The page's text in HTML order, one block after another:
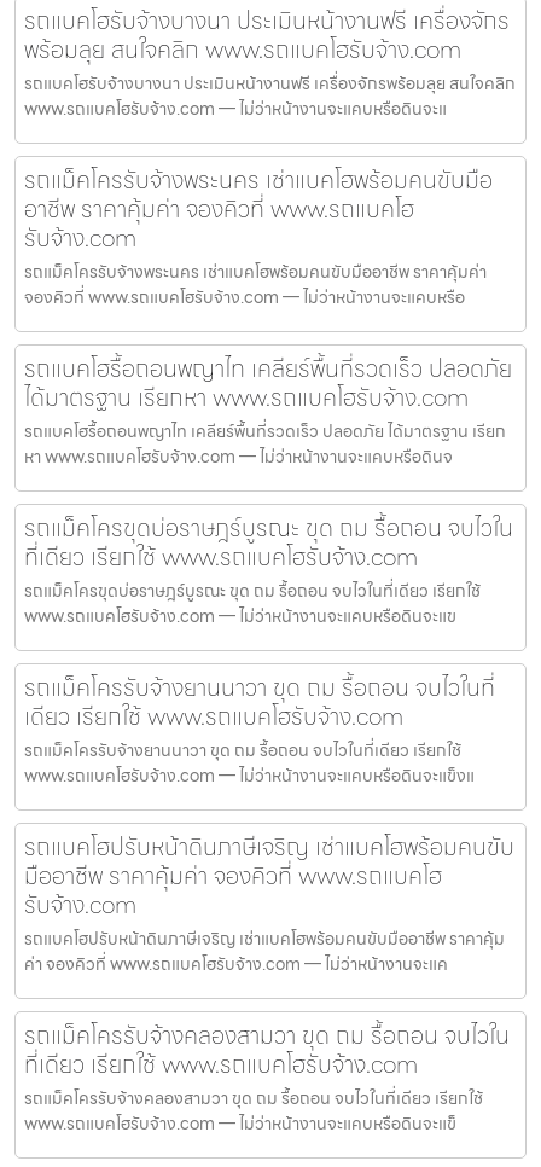
รถแบคโฮรับจ้างบางนา ประเมินหน้างานฟรี เครื่องจักร
พร้อมลุย สนใจคลิก www.รถแบคโฮรับจ้าง.com
รถแบคโฮรับจ้างบางนา ประเมินหน้างานฟรี เครื่องจักรพร้อมลุย สนใจคลิก
www.รถแบคโฮรับจ้าง.com — ไม่ว่าหน้างานจะแคบหรือดินจะแ
รถแม็คโครรับจ้างพระนคร เช่าแบคโฮพร้อมคนขับมือ
อาชีพ ราคาคุ้มค่า จองคิวที่ www.รถแบคโฮ
รับจ้าง.com
รถแม็คโครรับจ้างพระนคร เช่าแบคโฮพร้อมคนขับมืออาชีพ ราคาคุ้มค่า
จองคิวที่ www.รถแบคโฮรับจ้าง.com — ไม่ว่าหน้างานจะแคบหรือ
รถแบคโฮรื้อถอนพญาไท เคลียร์พื้นที่รวดเร็ว ปลอดภัย
ได้มาตรฐาน เรียกหา www.รถแบคโฮรับจ้าง.com
รถแบคโฮรื้อถอนพญาไท เคลียร์พื้นที่รวดเร็ว ปลอดภัย ได้มาตรฐาน เรียก
หา www.รถแบคโฮรับจ้าง.com — ไม่ว่าหน้างานจะแคบหรือดินจ
รถแม็คโครขุดบ่อราษฎร์บูรณะ ขุด ถม รื้อถอน จบไวใน
ที่เดียว เรียกใช้ www.รถแบคโฮรับจ้าง.com
รถแม็คโครขุดบ่อราษฎร์บูรณะ ขุด ถม รื้อถอน จบไวในที่เดียว เรียกใช้
www.รถแบคโฮรับจ้าง.com — ไม่ว่าหน้างานจะแคบหรือดินจะแข
รถแม็คโครรับจ้างยานนาวา ขุด ถม รื้อถอน จบไวในที่
เดียว เรียกใช้ www.รถแบคโฮรับจ้าง.com
รถแม็คโครรับจ้างยานนาวา ขุด ถม รื้อถอน จบไวในที่เดียว เรียกใช้
www.รถแบคโฮรับจ้าง.com — ไม่ว่าหน้างานจะแคบหรือดินจะแข็งแ
รถแบคโฮปรับหน้าดินภาษีเจริญ เช่าแบคโฮพร้อมคนขับ
มืออาชีพ ราคาคุ้มค่า จองคิวที่ www.รถแบคโฮ
รับจ้าง.com
รถแบคโฮปรับหน้าดินภาษีเจริญ เช่าแบคโฮพร้อมคนขับมืออาชีพ ราคาคุ้ม
ค่า จองคิวที่ www.รถแบคโฮรับจ้าง.com — ไม่ว่าหน้างานจะแค
รถแม็คโครรับจ้างคลองสามวา ขุด ถม รื้อถอน จบไวใน
ที่เดียว เรียกใช้ www.รถแบคโฮรับจ้าง.com
รถแม็คโครรับจ้างคลองสามวา ขุด ถม รื้อถอน จบไวในที่เดียว เรียกใช้
www.รถแบคโฮรับจ้าง.com — ไม่ว่าหน้างานจะแคบหรือดินจะแข็